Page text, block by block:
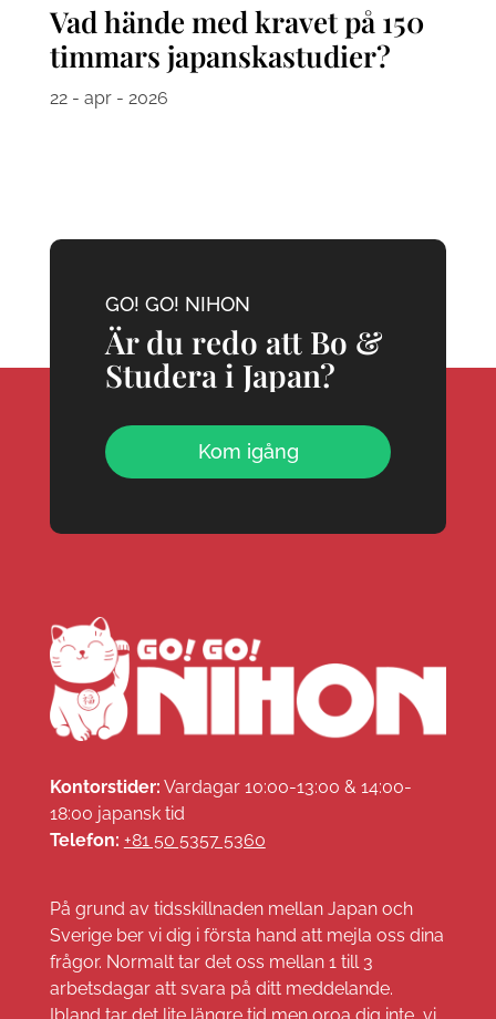
Vad hände med kravet på 150
timmars japanskastudier?
22 - apr - 2026
GO! GO! NIHON
Är du redo att Bo &
Studera i Japan?
Kom igång
Kontorstider: Vardagar 10:00-13:00 & 14:00-
18:00 japansk tid
Telefon: +81 50 5357 5360
På grund av tidsskillnaden mellan Japan och
Sverige ber vi dig i första hand att mejla oss dina
frågor. Normalt tar det oss mellan 1 till 3
arbetsdagar att svara på ditt meddelande.